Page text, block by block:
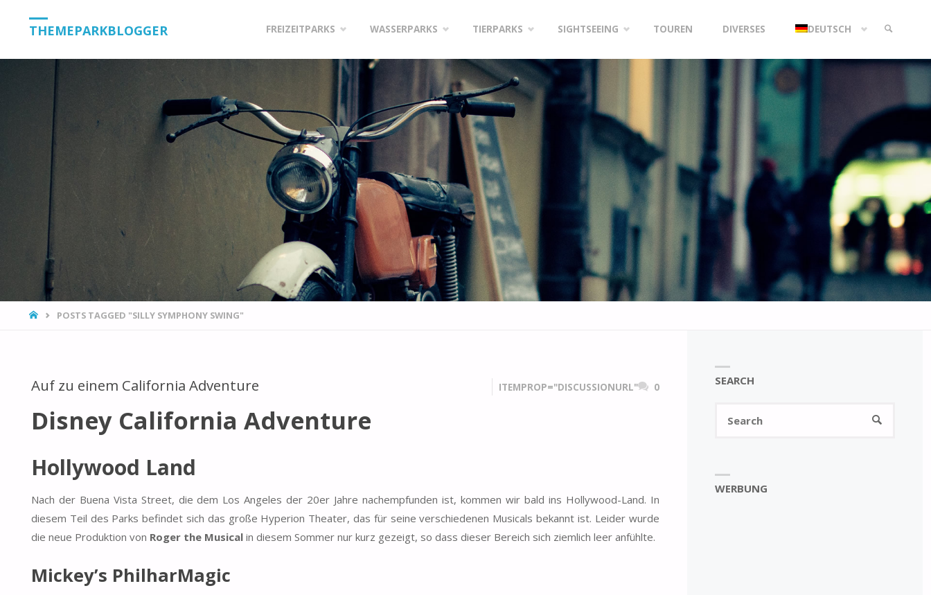
THEMEPARKBLOGGER
content
FREIZEITPARKS WASSERPARKS TIERPARKS SIGHTSEEING TOUREN DIVERSES DEUTSCH
HOMEPOSTS TAGGED "SILLY SYMPHONY SWING"
Auf zu einem California Adventure ITEMPROP="DISCUSSIONURL" 0
Disney California Adventure
Hollywood Land
Nach der Buena Vista Street, die dem Los Angeles der 20er Jahre nachempfunden ist, kommen wir bald ins Hollywood-Land. In
diesem Teil des Parks befindet sich das große Hyperion Theater, das für seine verschiedenen Musicals bekannt ist. Leider wurde
die neue Produktion von Roger the Musicalin diesem Sommer nur kurz gezeigt, so dass dieser Bereich sich ziemlich leer anfühlte.
Mickey’s PhilharMagic
SEARCH
SEARCH
WERBUNG